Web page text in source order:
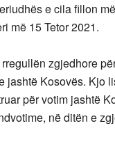
e cila fillon
më 15 Tetor 2021.
zgjedhore
jashtë Kosovës. Kjo
për votim jashtë
në ditën e